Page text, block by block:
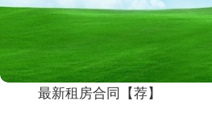
最新租房合同【荐】